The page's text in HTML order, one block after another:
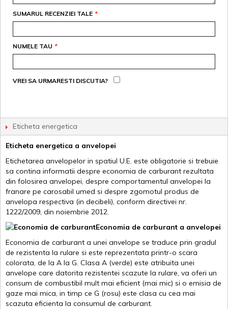
*
SUMARUL RECENZIEI TALE
*
NUMELE TAU
VREI SA URMARESTI DISCUTIA?
Eticheta energetica
Eticheta energetica a anvelopei
Etichetarea anvelopelor in spatiul U.E. este obligatorie si trebuie
sa contina informatii despre economia de carburant rezultata
din folosirea anvelopei, despre comportamentul anvelopei la
franare pe carosabil umed si despre zgomotul produs de
anvelopa respectiva (in decibeli), conform directivei nr.
1222/2009, din noiembrie 2012.
Economia de carburant a anvelopei
Economia de carburant a unei anvelope se traduce prin gradul
de rezistenta la rulare si este reprezentata printr-o scara
colorata, de la A la G. Clasa A (verde) este atribuita unei
anvelope care datorita rezistentei scazute la rulare, va oferi un
consum de combustibil mult mai eficient (mai mic) si o emisia de
gaze mai mica, in timp ce G (rosu) este clasa cu cea mai
scazuta eficienta la consumul de carburant.